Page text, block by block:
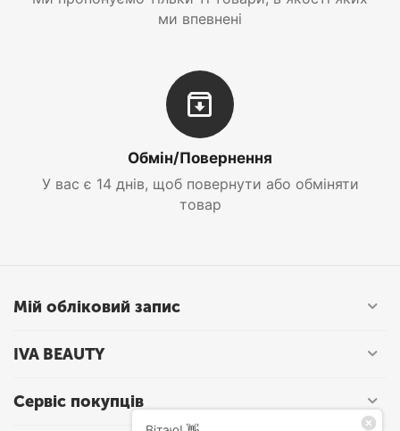
ми впевнені
Обмін/Повернення
У вас є 14 днів, щоб повернути або обміняти
товар
Мій обліковий запис
IVA BEAUTY
Сервіс покупців